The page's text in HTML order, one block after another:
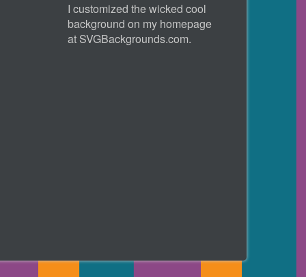
I customized the wicked cool
background on my homepage
at SVGBackgrounds.com.